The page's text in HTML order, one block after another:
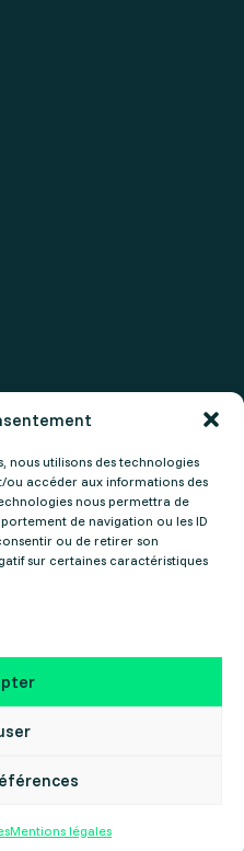
nous utilisons des technologies
ou accéder aux informations des
nous permettra de
de navigation ou les ID
ou de retirer son
sur certaines caractéristiques
Mentions légales
de confidentialité
– Réalisé par le